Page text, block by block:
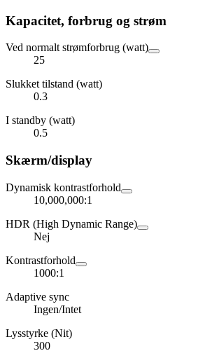
Kapacitet, forbrug og strøm
Ved normalt strømforbrug (watt)
25
Slukket tilstand (watt)
0.3
I standby (watt)
0.5
Skærm/display
Dynamisk kontrastforhold
10,000,000:1
HDR (High Dynamic Range)
Nej
Kontrastforhold
1000:1
Adaptive sync
Ingen/Intet
Lysstyrke (Nit)
300